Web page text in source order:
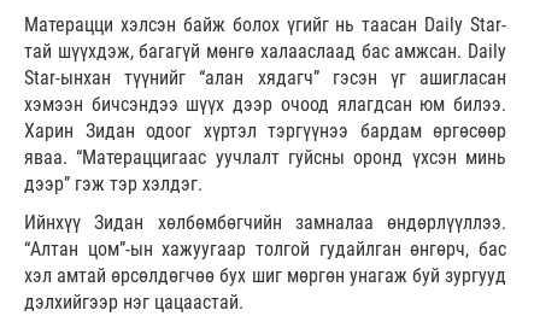
Матерацци хэлсэн байж болох үгийг нь таасан Daily Star-
тай шүүхдэж, багагүй мөнгө халааслаад бас амжсан. Daily
Star-ынхан түүнийг “алан хядагч” гэсэн үг ашигласан
хэмээн бичсэндээ шүүх дээр очоод ялагдсан юм билээ.
Харин Зидан одоог хүртэл тэргүүнээ бардам өргөсөөр
яваа. “Матераццигаас уучлалт гуйсны оронд үхсэн минь
дээр” гэж тэр хэлдэг.
Ийнхүү Зидан хөлбөмбөгчийн замналаа өндөрлүүллээ.
“Алтан цом”-ын хажуугаар толгой гудайлган өнгөрч, бас
хэл амтай өрсөлдөгчөө бух шиг мөргөн унагаж буй зургууд
дэлхийгээр нэг цацаастай.